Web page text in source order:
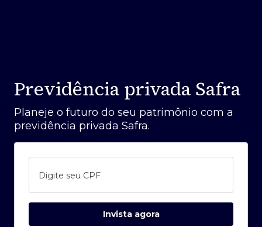
Previdência privada Safra
Planeje o futuro do seu patrimônio com a
previdência privada Safra.
Digite seu CPF
Invista agora